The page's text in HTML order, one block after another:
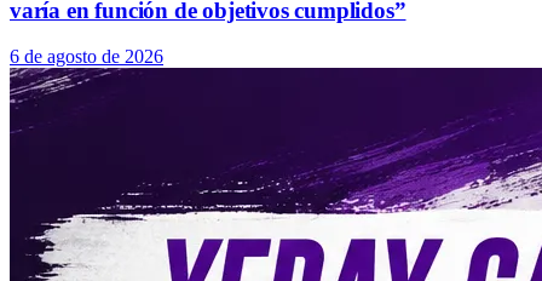
varía en función de objetivos cumplidos”
6 de agosto de 2026